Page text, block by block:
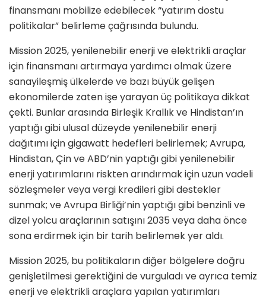
finansmanı mobilize edebilecek “yatırım dostu
politikalar” belirleme çağrısında bulundu.
Mission 2025, yenilenebilir enerji ve elektrikli araçlar
için finansmanı artırmaya yardımcı olmak üzere
sanayileşmiş ülkelerde ve bazı büyük gelişen
ekonomilerde zaten işe yarayan üç politikaya dikkat
çekti. Bunlar arasında Birleşik Krallık ve Hindistan’ın
yaptığı gibi ulusal düzeyde yenilenebilir enerji
dağıtımı için gigawatt hedefleri belirlemek; Avrupa,
Hindistan, Çin ve ABD’nin yaptığı gibi yenilenebilir
enerji yatırımlarını riskten arındırmak için uzun vadeli
sözleşmeler veya vergi kredileri gibi destekler
sunmak; ve Avrupa Birliği’nin yaptığı gibi benzinli ve
dizel yolcu araçlarının satışını 2035 veya daha önce
sona erdirmek için bir tarih belirlemek yer aldı.
Mission 2025, bu politikaların diğer bölgelere doğru
genişletilmesi gerektiğini de vurguladı ve ayrıca temiz
enerji ve elektrikli araçlara yapılan yatırımları